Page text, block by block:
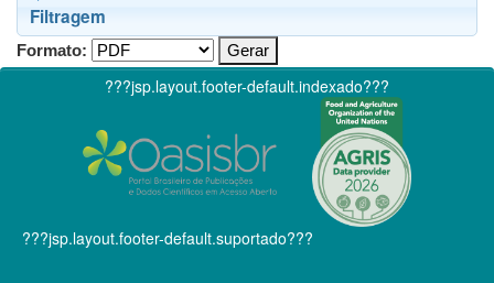
Filtragem
Formato:
???jsp.layout.footer-default.indexado???
???jsp.layout.footer-default.suportado???